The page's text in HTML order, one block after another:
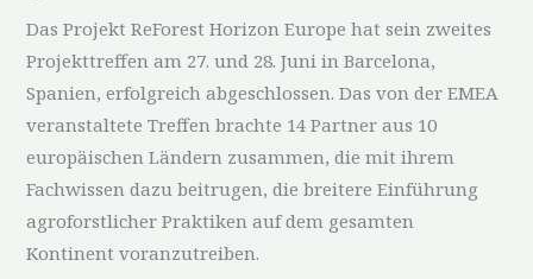
Das Projekt ReForest Horizon Europe hat sein zweites
Projekttreffen am 27. und 28. Juni in Barcelona,
Spanien, erfolgreich abgeschlossen. Das von der EMEA
veranstaltete Treffen brachte 14 Partner aus 10
europäischen Ländern zusammen, die mit ihrem
Fachwissen dazu beitrugen, die breitere Einführung
agroforstlicher Praktiken auf dem gesamten
Kontinent voranzutreiben.